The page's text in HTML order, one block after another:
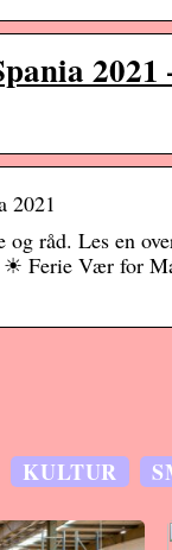
2021
2021
råd. Les en
Ferie Vær for
KULTUR